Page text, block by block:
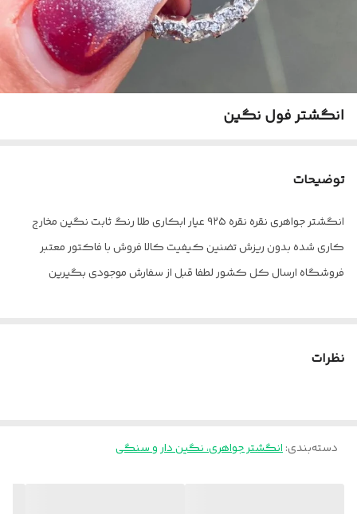
انگشتر فول نگین
توضیحات
انگشتر جواهری نقره نقره ۹۲۵ عیار ابکاری طلا رنگ ثابت نگین مخارج
کاری شده بدون ریزش تضنین کیفیت کالا فروش با فاکتور معتبر
فروشگاه ارسال کل کشور لطفا قبل از سفارش موجودی بگیرین
نظرات
دسته‌بندی:انگشتر جواهری، نگین دار و سنگی